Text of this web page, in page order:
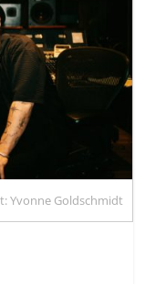
Yvonne Goldschmidt